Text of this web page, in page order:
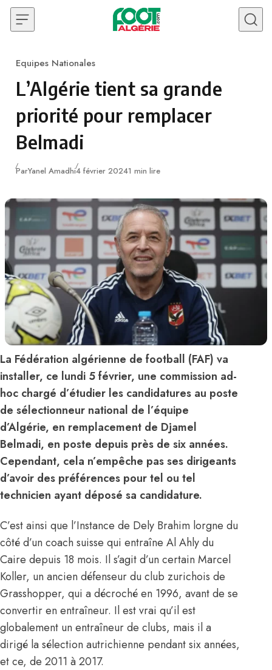
Skip to content
Category
Equipes Nationales
L’Algérie tient sa grande
priorité pour remplacer
Belmadi
ParYanel AmadhiPublié
4 février 20241 min lire
La Fédération algérienne de football (FAF) va
installer, ce lundi 5 février, une commission ad-
hoc chargé d’étudier les candidatures au poste
de sélectionneur national de l’équipe
d’Algérie, en remplacement de Djamel
Belmadi, en poste depuis près de six années.
Cependant, cela n’empêche pas ses dirigeants
d’avoir des préférences pour tel ou tel
technicien ayant déposé sa candidature.
C’est ainsi que l’Instance de Dely Brahim lorgne du
côté d’un coach suisse qui entraîne Al Ahly du
Caire depuis 18 mois. Il s’agit d’un certain Marcel
Koller, un ancien défenseur du club zurichois de
Grasshopper, qui a décroché en 1996, avant de se
convertir en entraîneur. Il est vrai qu’il est
globalement un entraîneur de clubs, mais il a
dirigé la sélection autrichienne pendant six années,
et ce, de 2011 à 2017.